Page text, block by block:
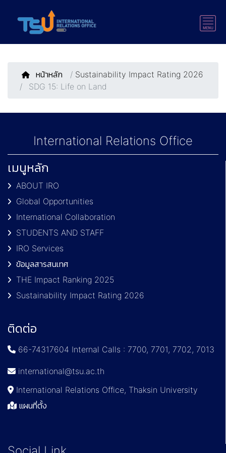
หน้าหลัก / Sustainability Impact Rating 2026
SDG 15: Life on Land
International Relations Office
เมนูหลัก
ABOUT IRO
Global Opportunities
International Collaboration
STUDENTS AND STAFF
IRO Services
ข้อมูลสารสนเทศ
THE Impact Ranking 2025
Sustainability Impact Rating 2026
ติดต่อ
66-74317604 Internal Calls : 7700, 7701, 7702, 7013
international@tsu.ac.th
International Relations Office, Thaksin University
แผนที่ตั้ง